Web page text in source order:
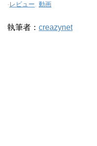
-レビュー, 動画
執筆者： creazynet